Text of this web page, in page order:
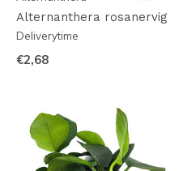
Alternanthera rosanervig
Deliverytime
€2,68